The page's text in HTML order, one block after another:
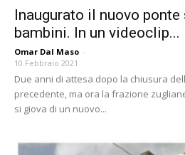
Inaugurato il nuovo ponte
bambini. In un videoclip...
Omar Dal Maso -
10 Febbraio 2021
Due anni di attesa dopo la chiusura
precedente, ma ora la frazione
si giova di un nuovo...